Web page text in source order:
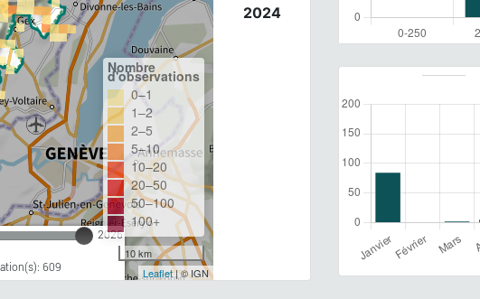
2026
609
Nombre
d'observations
0–1
1–2
2–5
5–10
10–20
20–50
50–100
100+
10 km
Leaflet| © IGN
2024